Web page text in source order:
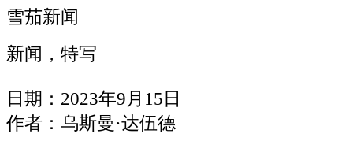
雪茄新闻
新闻，特写
日期：2023年9月15日
作者：乌斯曼·达伍德